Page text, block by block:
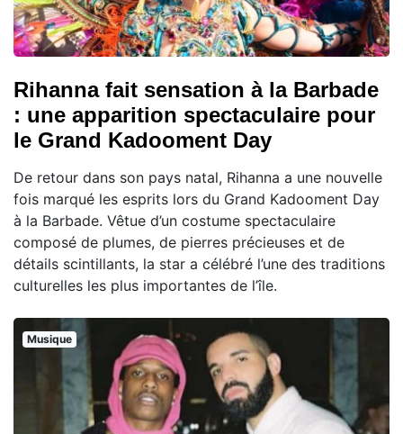
Rihanna fait sensation à la Barbade
: une apparition spectaculaire pour
le Grand Kadooment Day
De retour dans son pays natal, Rihanna a une nouvelle
fois marqué les esprits lors du Grand Kadooment Day
à la Barbade. Vêtue d’un costume spectaculaire
composé de plumes, de pierres précieuses et de
détails scintillants, la star a célébré l’une des traditions
culturelles les plus importantes de l’île.
Musique